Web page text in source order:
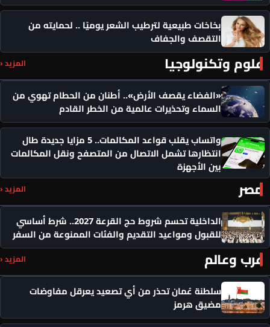
بخاخات طبيعية لترطيب الشعر يوميًا .. لحمايته من
التقصف والجفاف
علوم وتكنولوجيا المزيد ‹
«الفضاء يقصف الأرض».. أطنان من الحطام تهوي من
السماء وتحذيرات عالمية من الخطر القادم
واتساب يقلب قواعد المكالمات.. 5 مزايا جديدة طال
انتظارها تشمل الاتصال من المتصفح ونقل المكالمات
بين الأجهزة
مصر المزيد ‹
الداخلية تحسم شروط حج القرعة 2027.. شرط أساسي
للقبول ومواعيد التقديم والفئات الممنوعة من السفر
عرب وعالم المزيد ‹
سلطنة عُمان تحذر من أي تصعيد يعرقل مفاوضات
مضيق هرمز